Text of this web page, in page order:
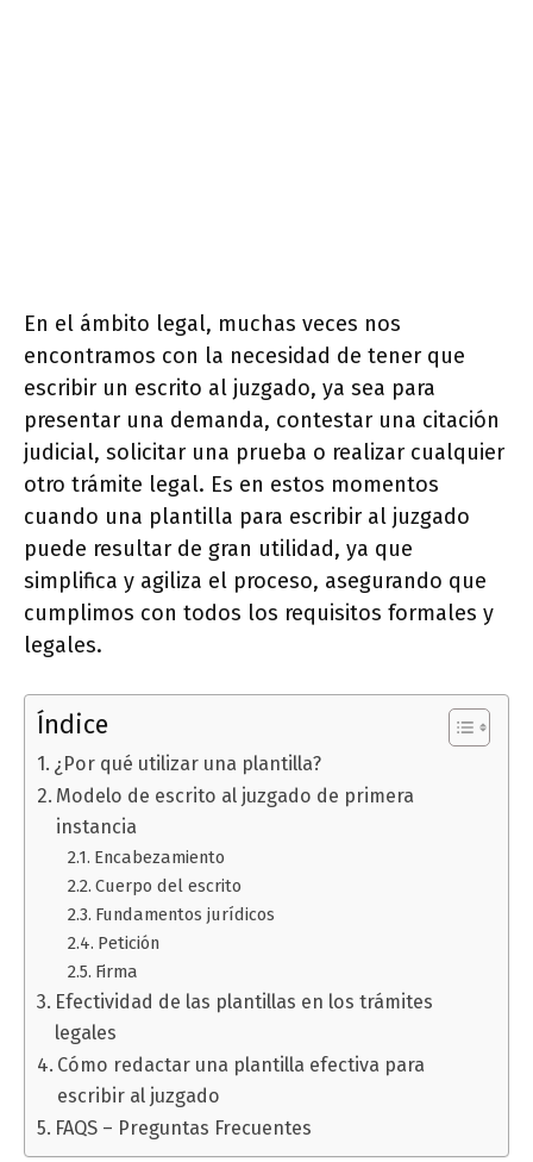
En el ámbito legal, muchas veces nos
encontramos con la necesidad de tener que
escribir un escrito al juzgado, ya sea para
presentar una demanda, contestar una citación
judicial, solicitar una prueba o realizar cualquier
otro trámite legal. Es en estos momentos
cuando una plantilla para escribir al juzgado
puede resultar de gran utilidad, ya que
simplifica y agiliza el proceso, asegurando que
cumplimos con todos los requisitos formales y
legales.
Índice
¿Por qué utilizar una plantilla?
Modelo de escrito al juzgado de primera
instancia
Encabezamiento
Cuerpo del escrito
Fundamentos jurídicos
Petición
Firma
Efectividad de las plantillas en los trámites
legales
Cómo redactar una plantilla efectiva para
escribir al juzgado
FAQS – Preguntas Frecuentes